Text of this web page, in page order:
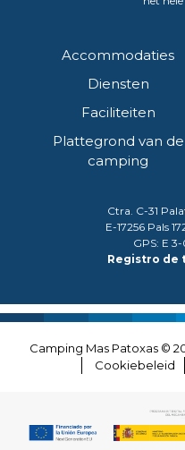
Accommodaties
Diensten
Faciliteiten
Plattegrond van de
camping
Ctra. C-31
E-17256 Pals
GPS: E
Registro de
Camping Mas Patoxas ©
Cookiebeleid